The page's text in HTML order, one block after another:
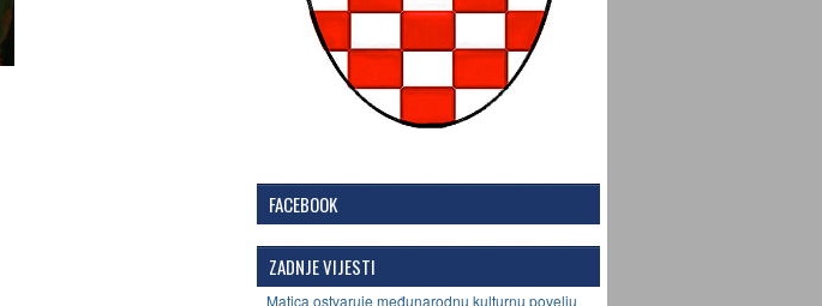
FACEBOOK
ZADNJE VIJESTI
Matica ostvaruje međunarodnu kulturnu povelju